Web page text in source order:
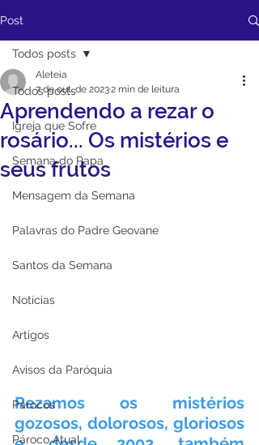
Post
Todos posts
Igreja que Sofre
Semana do Papa
Mensagem da Semana
Palavras do Padre Geovane
Santos da Semana
Notícias
Artigos
Avisos da Paróquia
Párocos
Pároco Atual
Todos posts
Aprendendo a rezar o
rosário... Os mistérios e
seus frutos
Aleteia
7 de out. de 20232 min de leitura
Rezamos os mistérios
gozosos, dolorosos, gloriosos